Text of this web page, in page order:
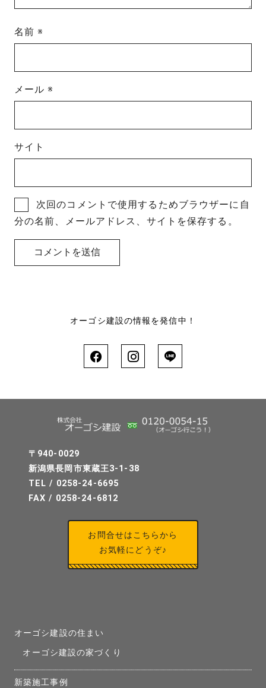
名前※
メール※
サイト
次回のコメントで使用するためブラウザーに自
分の名前、メールアドレス、サイトを保存する。
オーゴシ建設の情報を発信中！
〒940-0029
新潟県長岡市東蔵王3-1-38
TEL / 0258-24-6695
FAX / 0258-24-6812
お問合せはこちらから
お気軽にどうぞ♪
オーゴシ建設の住まい
オーゴシ建設の家づくり
新築施工事例